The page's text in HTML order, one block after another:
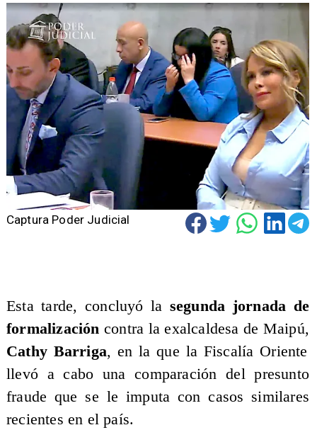
Captura Poder Judicial
​Esta tarde, concluyó la segunda jornada de
formalización contra la exalcaldesa de Maipú,
Cathy Barriga, en la que la Fiscalía Oriente
llevó a cabo una comparación del presunto
fraude que se le imputa con casos similares
recientes en el país.